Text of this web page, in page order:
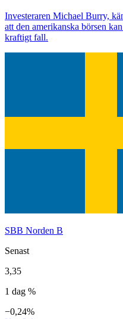
Investeraren Michael Burry,
att den amerikanska börsen
kraftigt fall.
SBB Norden B
Senast
3,35
1 dag %
−0,24%